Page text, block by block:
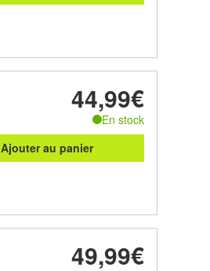
44,99€
En stock
Ajouter au panier
49,99€